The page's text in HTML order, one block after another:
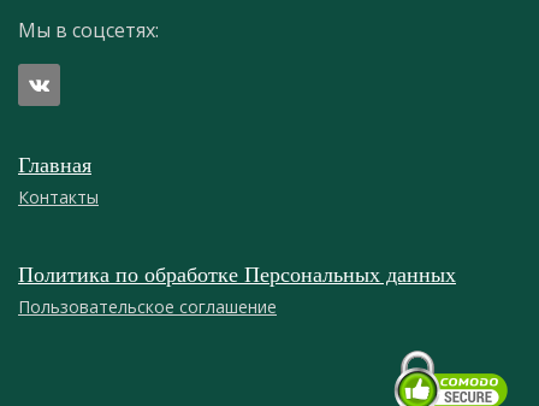
Мы в соцсетях:
Главная
Контакты
Политика по обработке Персональных данных
Пользовательское соглашение